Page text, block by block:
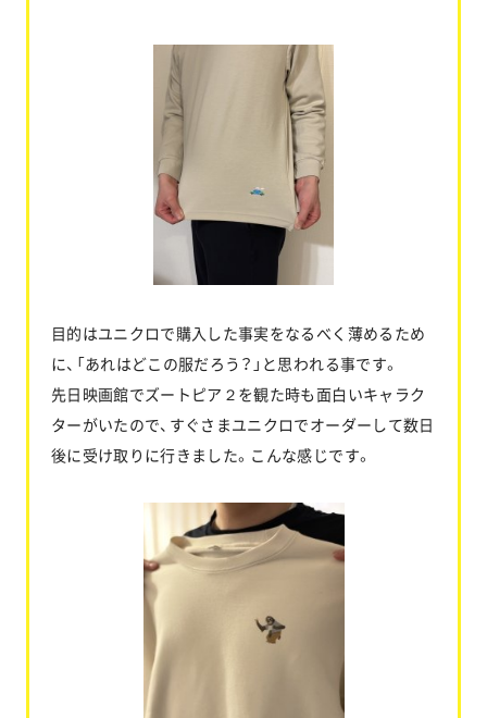
目的はユニクロで購入した事実をなるべく薄めるため
に、「あれはどこの服だろう？」と思われる事です。
先日映画館でズートピア２を観た時も面白いキャラク
ターがいたので、すぐさまユニクロでオーダーして数日
後に受け取りに行きました。こんな感じです。